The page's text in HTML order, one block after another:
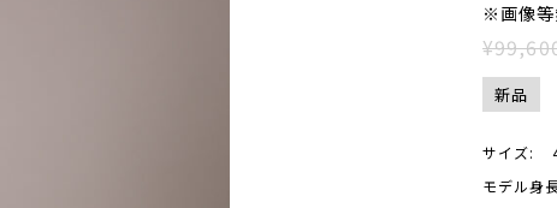
※画像等
新品
サイズ:
モデル身